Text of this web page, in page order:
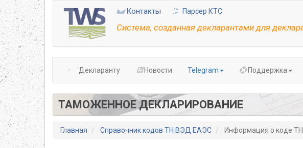
Перейти
к
основному
содержанию
Контакты Парсер КТС
Система, созданная декларантами для
Декларанту Новости Telegram Поддержка
ТАМОЖЕННОЕ ДЕКЛАРИРОВАНИЕ
Главная Справочник кодов ТН ВЭД ЕАЭС Информация о коде